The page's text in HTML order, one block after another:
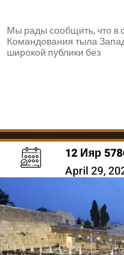
Мы рады сообщить, что в
Командования тыла
широкой публики без
12 Ияр
April 29,